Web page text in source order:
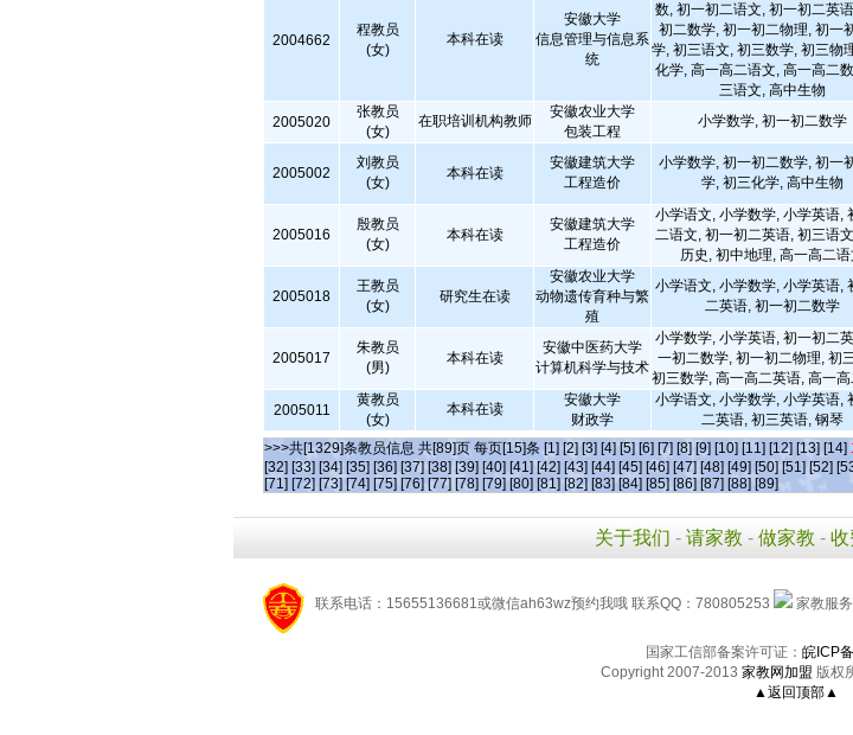
2004662
程教员
(女)
本科在读
安徽大学
信息管理与信息系
统
数, 初一初二语文, 初一初二英
初二数学, 初一初二物理, 初一
学, 初三语文, 初三数学, 初三物
化学, 高一高二语文, 高一高二
三语文, 高中生物
2005020
张教员
(女)
在职培训机构教师
安徽农业大学
包装工程
小学数学, 初一初二数学
2005002
刘教员
(女)
本科在读
安徽建筑大学
工程造价
小学数学, 初一初二数学, 初一
学, 初三化学, 高中生物
2005016
殷教员
(女)
本科在读
安徽建筑大学
工程造价
小学语文, 小学数学, 小学英语,
二语文, 初一初二英语, 初三语
历史, 初中地理, 高一高二语
2005018
王教员
(女)
研究生在读
安徽农业大学
动物遗传育种与繁
殖
小学语文, 小学数学, 小学英语,
二英语, 初一初二数学
2005017
朱教员
(男)
本科在读
安徽中医药大学
计算机科学与技术
小学数学, 小学英语, 初一初二
一初二数学, 初一初二物理, 初
初三数学, 高一高二英语, 高一
2005011
黄教员
(女)
本科在读
安徽大学
财政学
小学语文, 小学数学, 小学英语,
二英语, 初三英语, 钢琴
>>>共[1329]条教员信息 共[89]页 每页[15]条 [1] [2] [3] [4] [5] [6] [7] [8] [9] [10] [11] [12] [13] [14]
[32] [33] [34] [35] [36] [37] [38] [39] [40] [41] [42] [43] [44] [45] [46] [47] [48] [49] [50] [51] [52]
[71] [72] [73] [74] [75] [76] [77] [78] [79] [80] [81] [82] [83] [84] [85] [86] [87] [88] [89]
关于我们 - 请家教 - 做家教 - 收
联系电话：15655136681或微信ah63wz预约我哦 联系QQ：780805253 家教服
国家工信部备案许可证： 皖ICP
Copyright 2007-2013 家教网加盟 版权
▲返回顶部▲